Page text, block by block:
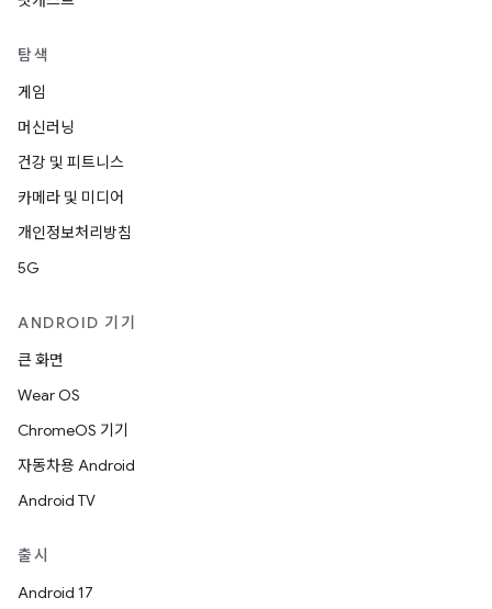
탐색
게임
머신러닝
건강 및 피트니스
카메라 및 미디어
개인정보처리방침
5G
ANDROID 기기
큰 화면
Wear OS
ChromeOS 기기
자동차용 Android
Android TV
출시
Android 17